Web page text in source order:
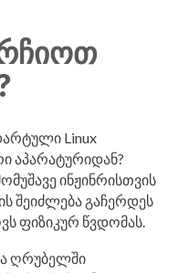
Linux
აპარატურიდან?
ინჟინრისთვის
შეიძლება გაჩერდეს
ფიზიკურ წვდომას.
ღრუბელში